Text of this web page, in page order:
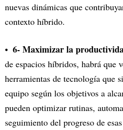
nuevas dinámicas que
contexto híbrido.
6- Maximizar la
de espacios híbridos, habrá que
herramientas de tecnología que
equipo según los objetivos a
pueden optimizar rutinas,
seguimiento del progreso de